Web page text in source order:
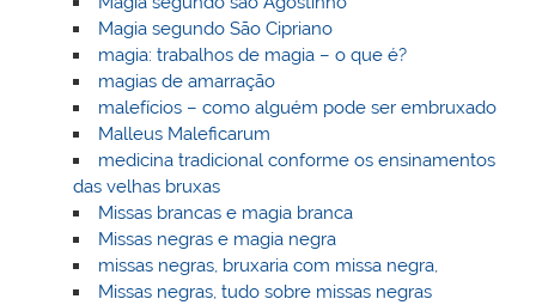
Magia segundo São Cipriano
magia: trabalhos de magia – o que é?
magias de amarração
malefícios – como alguém pode ser embruxado
Malleus Maleficarum
medicina tradicional conforme os ensinamentos
das velhas bruxas
Missas brancas e magia branca
Missas negras e magia negra
missas negras, bruxaria com missa negra,
Missas negras, tudo sobre missas negras